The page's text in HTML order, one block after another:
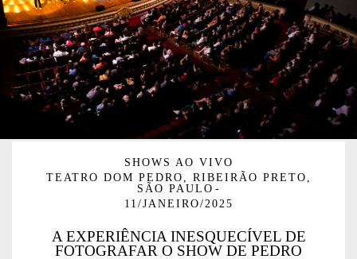
SHOWS AO VIVO
TEATRO DOM PEDRO, RIBEIRÃO PRETO,
SÃO PAULO
11/JANEIRO/2025
A EXPERIÊNCIA INESQUECÍVEL DE
FOTOGRAFAR O SHOW DE PEDRO